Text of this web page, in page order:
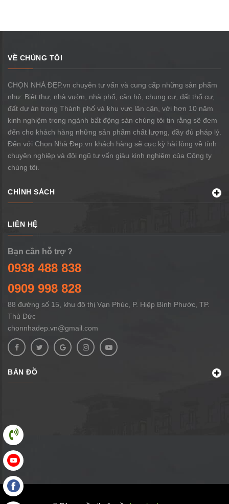
VỀ CHÚNG TÔI
CHỌN NHÀ ĐẸP.vn chuyên tư vấn và cung cấp những sản phẩm
như: Biệt thự, nhà vườn, nhà phố, căn hộ, chung cư, đất thổ cư,
đất dự án trong Thành phố và khu vực lân cận, với hơn 10 năm
kinh nghiệm trong ngành bất động sản chúng tôi tin rằng sẽ đem
đến cho khách hàng những sản phẩm chất lượng, đầy đủ pháp lý.
Đến với Chọn Nhà Đẹp.vn khách hàng sẽ cực kỳ hài lòng về tính
chuyên nghiệp và đội ngũ tư vấn giàu kinh nghiệm của Công ty
chúng tôi.
CHÍNH SÁCH
LIÊN HỆ
Bạn cần hỗ trợ ?
0938 488 838
0909 998 828
88 đường số 15, khu đô thị Vạn Phúc, P. Hiệp Bình Phước, TP.
Thủ Đức
chonnhadep.vn@gmail.com
BẢN ĐỒ